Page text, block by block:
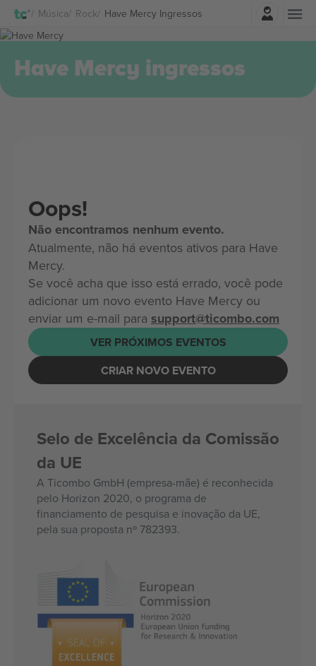
Música Rock Have Mercy Ingressos
Entrar
Have Mercy ingressos
Oops!
Não encontramos nenhum evento.
Atualmente, não há eventos ativos para Have
Mercy.
Se você acha que isso está errado, você pode
adicionar um novo evento Have Mercy ou
enviar um e-mail para support@ticombo.com
VER PRÓXIMOS EVENTOS
CRIAR NOVO EVENTO
Selo de Excelência da Comissão
da UE
A Ticombo GmbH (empresa-mãe) é reconhecida
pelo Horizon 2020, o programa de
financiamento de pesquisa e inovação da UE,
pela sua proposta nº 782393.